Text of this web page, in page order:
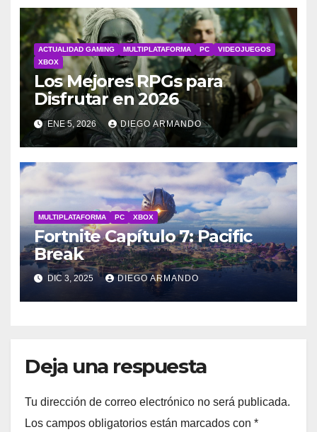
ACTUALIDAD GAMING MULTIPLATAFORMA PC
VIDEOJUEGOS
XBOX
Los Mejores RPGs para
Disfrutar en 2026
ENE 5, 2026 DIEGO ARMANDO
MULTIPLATAFORMA PC XBOX
Fortnite Capítulo 7: Pacific
Break
DIC 3, 2025 DIEGO ARMANDO
Deja una respuesta
Tu dirección de correo electrónico no será publicada.
Los campos obligatorios están marcados con *